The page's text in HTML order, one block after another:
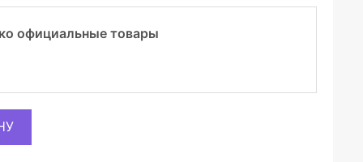
официальные товары